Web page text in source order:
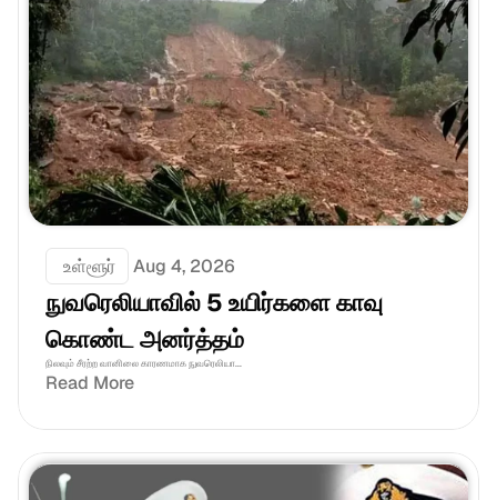
உள்ளூர் Aug 4, 2026
நுவரெலியாவில் 5 உயிர்களை காவு
கொண்ட அனர்த்தம்
நிலவும் சீரற்ற வானிலை காரணமாக நுவரெலியா...
Read More